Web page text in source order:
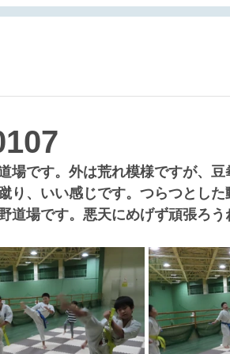
場です。外は荒れ模様ですが、
り、いい感じです。つらつとし
道場です。悪天にめげず頑張ろ